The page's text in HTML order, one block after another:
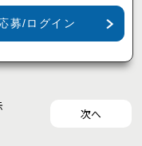
募/ログイン
次へ